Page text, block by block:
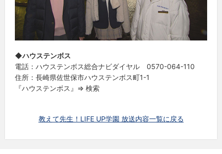
◆ハウステンボス
電話：ハウステンボス総合ナビダイヤル 0570-064-110
住所：長崎県佐世保市ハウステンボス町1-1
『ハウステンボス』⇒ 検索
教えて先生！LIFE UP学園 放送内容一覧に戻る